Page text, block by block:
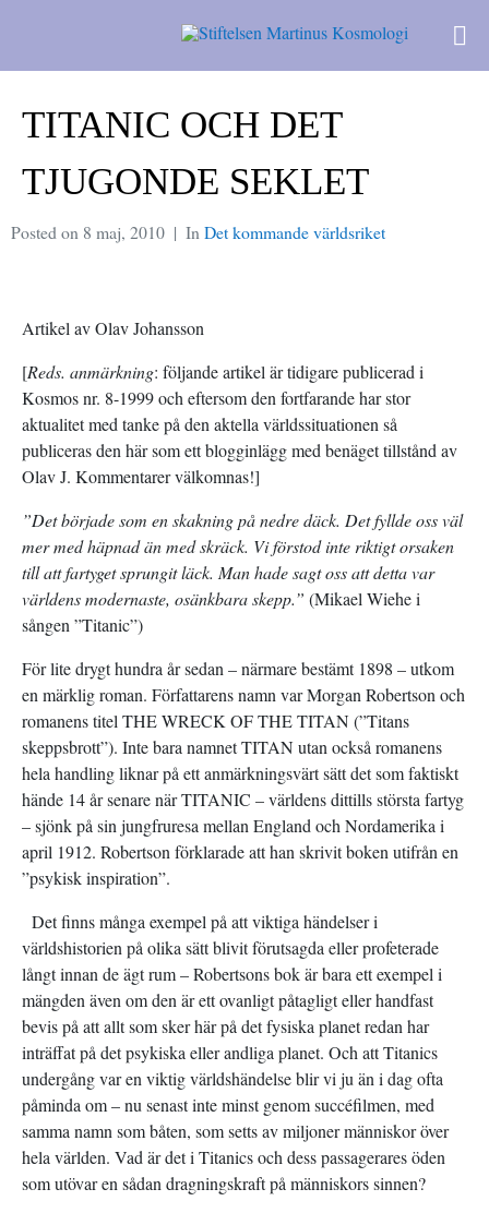
TITANIC OCH DET
TJUGONDE SEKLET
Posted on 8 maj, 2010 In Det kommande världsriket
Artikel av Olav Johansson
[Reds. anmärkning: följande artikel är tidigare publicerad i
Kosmos nr. 8-1999 och eftersom den fortfarande har stor
aktualitet med tanke på den aktella världssituationen så
publiceras den här som ett blogginlägg med benäget tillstånd av
Olav J. Kommentarer välkomnas!]
”Det började som en skakning på nedre däck. Det fyllde oss väl
mer med häpnad än med skräck. Vi förstod inte riktigt orsaken
till att fartyget sprungit läck. Man hade sagt oss att detta var
världens modernaste, osänkbara skepp.” (Mikael Wiehe i
sången ”Titanic”)
För lite drygt hundra år sedan – närmare bestämt 1898 – utkom
en märklig roman. Författarens namn var Morgan Robertson och
romanens titel THE WRECK OF THE TITAN (”Titans
skeppsbrott”). Inte bara namnet TITAN utan också romanens
hela handling liknar på ett anmärkningsvärt sätt det som faktiskt
hände 14 år senare när TITANIC – världens dittills största fartyg
– sjönk på sin jungfruresa mellan England och Nordamerika i
april 1912. Robertson förklarade att han skrivit boken utifrån en
”psykisk inspiration”.
Det finns många exempel på att viktiga händelser i
världshistorien på olika sätt blivit förutsagda eller profeterade
långt innan de ägt rum – Robertsons bok är bara ett exempel i
mängden även om den är ett ovanligt påtagligt eller handfast
bevis på att allt som sker här på det fysiska planet redan har
inträffat på det psykiska eller andliga planet. Och att Titanics
undergång var en viktig världshändelse blir vi ju än i dag ofta
påminda om – nu senast inte minst genom succéfilmen, med
samma namn som båten, som setts av miljoner människor över
hela världen. Vad är det i Titanics och dess passagerares öden
som utövar en sådan dragningskraft på människors sinnen?